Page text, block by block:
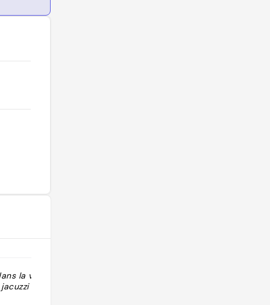
la villa Inès
😍"